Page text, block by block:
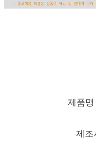
제품
제조